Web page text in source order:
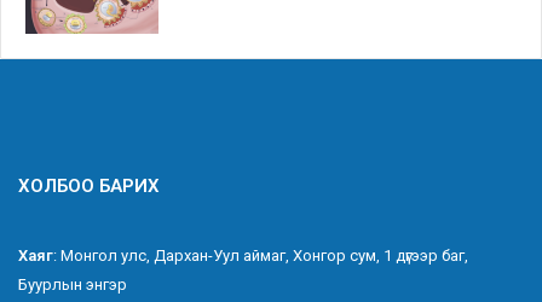
ХОЛБОО БАРИХ
Хаяг: Монгол улс, Дархан-Уул аймаг, Хонгор сум, 1 дүгээр баг,
Буурлын энгэр